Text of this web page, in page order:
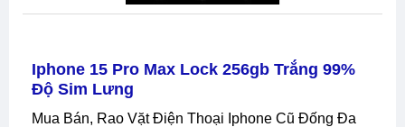
Iphone 15 Pro Max Lock 256gb Trắng 99%
Độ Sim Lưng
Mua Bán, Rao Vặt Điện Thoại Iphone Cũ Đống Đa